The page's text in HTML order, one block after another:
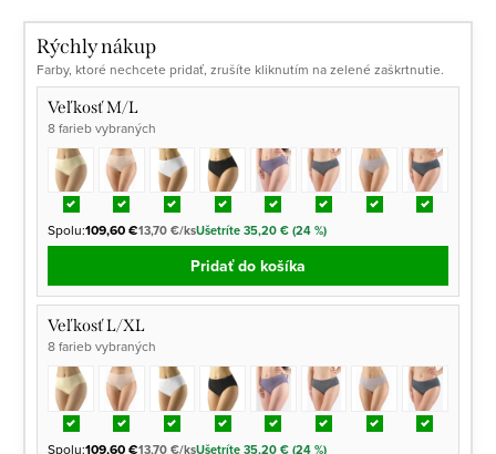
Rýchly nákup
Farby, ktoré nechcete pridať, zrušíte kliknutím na zelené zaškrtnutie.
Veľkosť M/L
8 farieb vybraných
Spolu:109,60 €13,70 €/ksUšetríte 35,20 € (24 %)
Pridať do košíka
Veľkosť L/XL
8 farieb vybraných
Spolu:109,60 €13,70 €/ksUšetríte 35,20 € (24 %)